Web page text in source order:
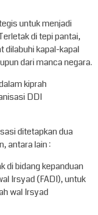
untuk menjadi
di tepi pantai,
dilabuhi kapal-kapal
dari manca negara.
kiprah
DDI
ditetapkan dua
antara lain :
di bidang kepanduan
Irsyad (FADI), untuk
wal Irsyad